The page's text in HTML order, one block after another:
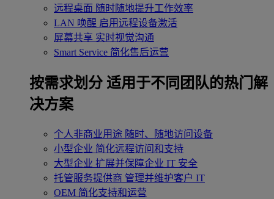
远程桌面 随时随地提升工作效率
LAN 唤醒 启用远程设备激活
屏幕共享 实时视觉沟通
Smart Service 简化售后运营
按需求划分 适用于不同团队的热门解
决方案
个人非商业用途 随时、随地访问设备
小型企业 简化远程访问和支持
大型企业 扩展并保障企业 IT 安全
托管服务提供商 管理并维护客户 IT
OEM 简化支持和运营